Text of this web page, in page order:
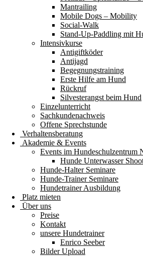
Mantrailing
Mobile Dogs – Mobility
Social-Walk
Stand-Up-Paddling mit
Intensivkurse
Antigiftköder
Antijagd
Begegnungstraining
Erste Hilfe am Hund
Rückruf
Silvesterangst beim Hund
Einzelunterricht
Sachkundenachweis
Offene Sprechstunde
Verhaltensberatung
Akademie & Events
Events im Hundeschulzentrum
Hunde Unterwasser
Hunde-Halter Seminare
Hunde-Trainer Seminare
Hundetrainer Ausbildung
Platz mieten
Über uns
Preise
Kontakt
unsere Hundetrainer
Enrico Seeber
Bilder Upload